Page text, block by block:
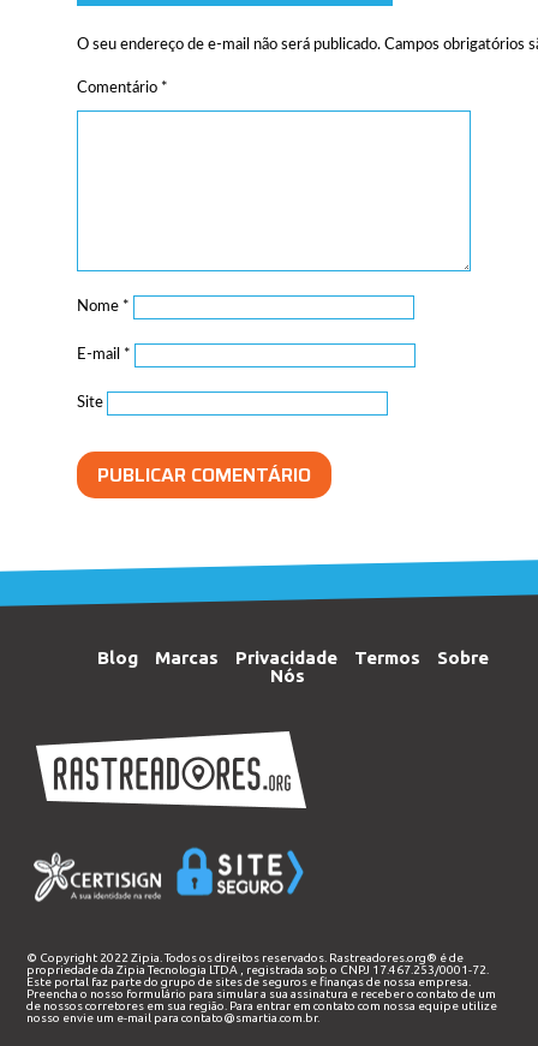
O seu endereço de e-mail não será publicado. Campos obrigatórios
Comentário *
Nome *
E-mail *
Site
Blog Marcas Privacidade Termos
Sobre
Nós
© Copyright 2022 Zipia. Todos os direitos reservados. Rastreadores.org® é de
propriedade daZipia Tecnologia LTDA
, registrada sob o CNPJ 17.467.253/0001-72.
Este portal faz parte do grupo de sites de seguros e finanças de nossa empresa.
Preencha o nosso formulário para simular a sua assinatura e receber o contato de um
de nossos corretores em sua região. Para entrar em contato com nossa equipe utilize
nosso envie um e-mail paracontato@smartia.com.br.